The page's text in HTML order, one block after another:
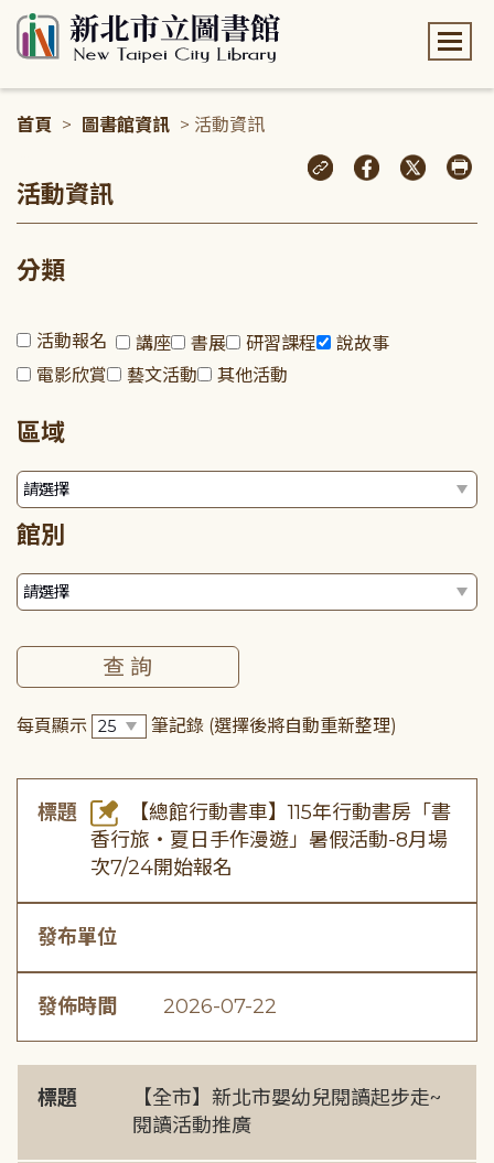
首頁 > 圖書館資訊 > 活動資訊
活動資訊
分類
活動報名 講座 書展 研習課程
說故事
電影欣賞
藝文活動 其他活動
區域
館別
每頁顯示 筆記錄 (選擇後將自動重新整理)
標題
【總館行動書車】115年行動書房「書
香行旅・夏日手作漫遊」暑假活動-8月場
次7/24開始報名
發布單位
發佈時間 2026-07-22
標題
【全市】新北市嬰幼兒閱讀起步走~
閱讀活動推廣